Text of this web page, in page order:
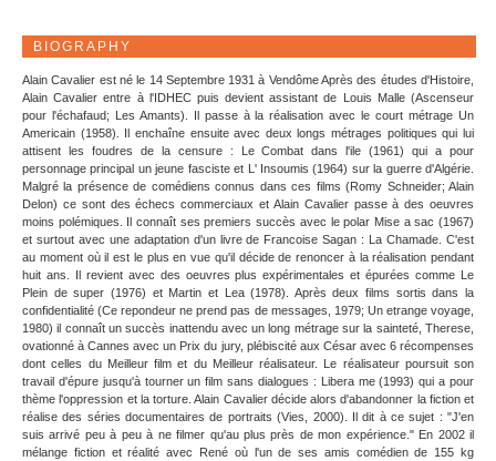
BIOGRAPHY
Alain Cavalier est né le 14 Septembre 1931 à Vendôme Après des études d'Histoire,
Alain Cavalier entre à l'IDHEC puis devient assistant de Louis Malle (Ascenseur
pour l'échafaud; Les Amants). Il passe à la réalisation avec le court métrage Un
Americain (1958). Il enchaîne ensuite avec deux longs métrages politiques qui lui
attisent les foudres de la censure : Le Combat dans l'ile (1961) qui a pour
personnage principal un jeune fasciste et L' Insoumis (1964) sur la guerre d'Algérie.
Malgré la présence de comédiens connus dans ces films (Romy Schneider; Alain
Delon) ce sont des échecs commerciaux et Alain Cavalier passe à des oeuvres
moins polémiques. Il connaît ses premiers succès avec le polar Mise a sac (1967)
et surtout avec une adaptation d'un livre de Francoise Sagan : La Chamade. C'est
au moment où il est le plus en vue qu'il décide de renoncer à la réalisation pendant
huit ans. Il revient avec des oeuvres plus expérimentales et épurées comme Le
Plein de super (1976) et Martin et Lea (1978). Après deux films sortis dans la
confidentialité (Ce repondeur ne prend pas de messages, 1979; Un etrange voyage,
1980) il connaît un succès inattendu avec un long métrage sur la sainteté, Therese,
ovationné à Cannes avec un Prix du jury, plébiscité aux César avec 6 récompenses
dont celles du Meilleur film et du Meilleur réalisateur. Le réalisateur poursuit son
travail d'épure jusqu'à tourner un film sans dialogues : Libera me (1993) qui a pour
thème l'oppression et la torture. Alain Cavalier décide alors d'abandonner la fiction et
réalise des séries documentaires de portraits (Vies, 2000). Il dit à ce sujet : "J'en
suis arrivé peu à peu à ne filmer qu'au plus près de mon expérience." En 2002 il
mélange fiction et réalité avec René où l'un de ses amis comédien de 155 kg